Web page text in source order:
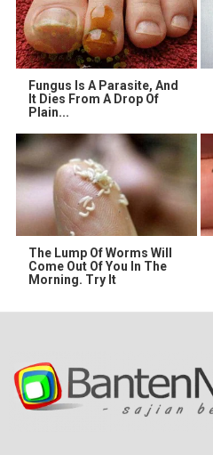
Fungus Is A Parasite, And
It Dies From A Drop Of
Plain...
The Lump Of Worms Will
Come Out Of You In The
Morning. Try It